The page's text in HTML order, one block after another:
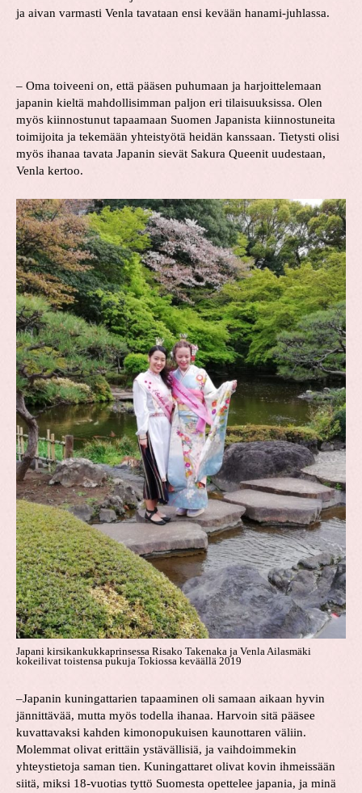
ja aivan varmasti Venla tavataan ensi kevään hanami-juhlassa.
– Oma toiveeni on, että pääsen puhumaan ja harjoittelemaan
japanin kieltä mahdollisimman paljon eri tilaisuuksissa. Olen
myös kiinnostunut tapaamaan Suomen Japanista kiinnostuneita
toimijoita ja tekemään yhteistyötä heidän kanssaan. Tietysti olisi
myös ihanaa tavata Japanin sievät Sakura Queenit uudestaan,
Venla kertoo.
Japani kirsikankukkaprinsessa Risako Takenaka ja Venla Ailasmäki
kokeilivat toistensa pukuja Tokiossa keväällä 2019
–Japanin kuningattarien tapaaminen oli samaan aikaan hyvin
jännittävää, mutta myös todella ihanaa. Harvoin sitä pääsee
kuvattavaksi kahden kimonopukuisen kaunottaren väliin.
Molemmat olivat erittäin ystävällisiä, ja vaihdoimmekin
yhteystietoja saman tien. Kuningattaret olivat kovin ihmeissään
siitä, miksi 18-vuotias tyttö Suomesta opettelee japania, ja minä